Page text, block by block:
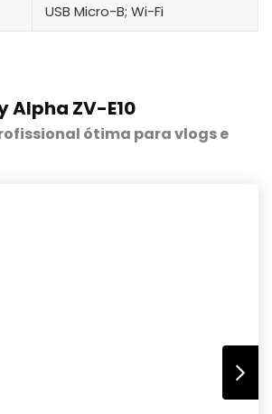
USB Micro-B; Wi-Fi
Alpha ZV-E10
ótima para vlogs e